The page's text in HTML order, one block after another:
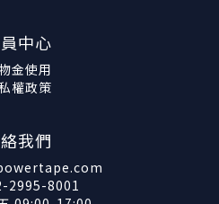
中心
金使用
權政策
我們
2995-8001